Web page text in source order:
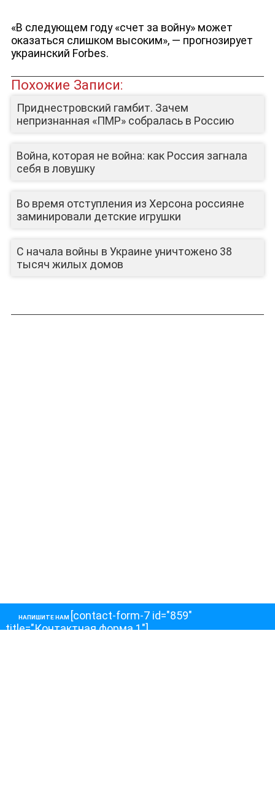
ЮТУБ-КАНАЛ
«В следующем году «счет за войну» может
оказаться слишком высоким», — прогнозирует
украинский Forbes.
Похожие Записи:
Приднестровский гамбит. Зачем
непризнанная «ПМР» собралась в Россию
Война, которая не война: как Россия загнала
себя в ловушку
Во время отступления из Херсона россияне
заминировали детские игрушки
С начала войны в Украине уничтожено 38
тысяч жилых домов
НАПИШИТЕ НАМ [contact-form-7 id="859"
title="Контактная форма 1"]